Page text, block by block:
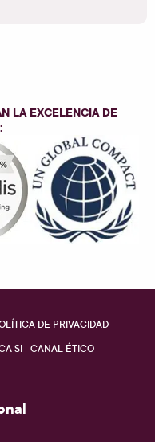
LA EXCELENCIA DE
:
DE PRIVACIDAD
SI CANAL ÉTICO